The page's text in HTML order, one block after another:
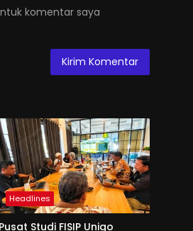
komentar saya
Headlines
Pusat Studi FISIP Unigo